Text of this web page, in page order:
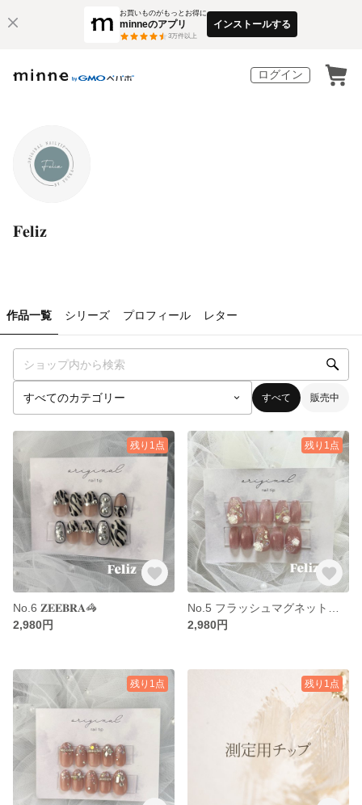
お買いものがもっとお得に
minneのアプリ
3万件以上
インストールする
ログイン
𝐅𝐞𝐥𝐢𝐳
作品一覧 シリーズ プロフィール レター
すべて 販売中
残り1点
No.6 𝐙𝐄𝐄𝐁𝐑𝐀🦓
2,980円
残り1点
2,980円
残り1点 残り1点